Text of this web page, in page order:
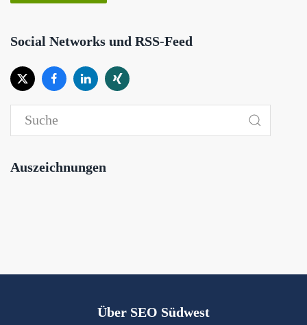
Social Networks und RSS-Feed
Auszeichnungen
Über SEO Südwest